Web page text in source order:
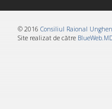
© 2016 Consiliul Raional
Site realizat de către